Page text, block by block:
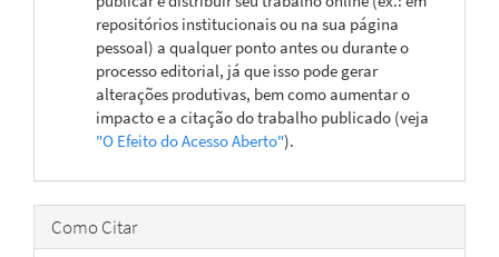
repositórios institucionais ou na sua página
pessoal) a qualquer ponto antes ou durante o
processo editorial, já que isso pode gerar
alterações produtivas, bem como aumentar o
impacto e a citação do trabalho publicado (veja
"O Efeito do Acesso Aberto").
Como Citar